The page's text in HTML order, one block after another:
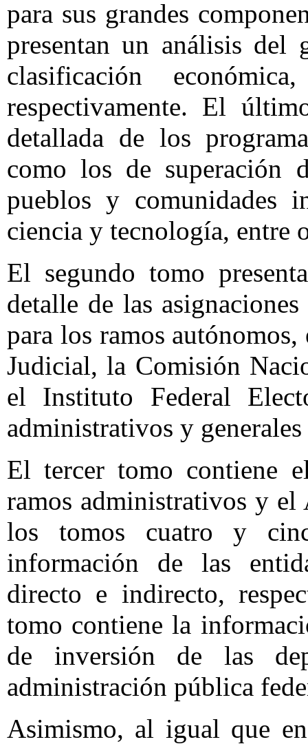
para sus grandes
presentan un análisis del
clasificación
respectivamente. El
detallada de los
como los de superación
pueblos y comunidades
ciencia y tecnología, entre
El segundo tomo
detalle de las
para los ramos
Judicial, la Comisión
el Instituto Federal
administrativos y
El tercer tomo contiene
ramos administrativos y el
los tomos cuatro y
información de las
directo e indirecto,
tomo contiene la
de inversión de las
administración pública
Asimismo, al igual que